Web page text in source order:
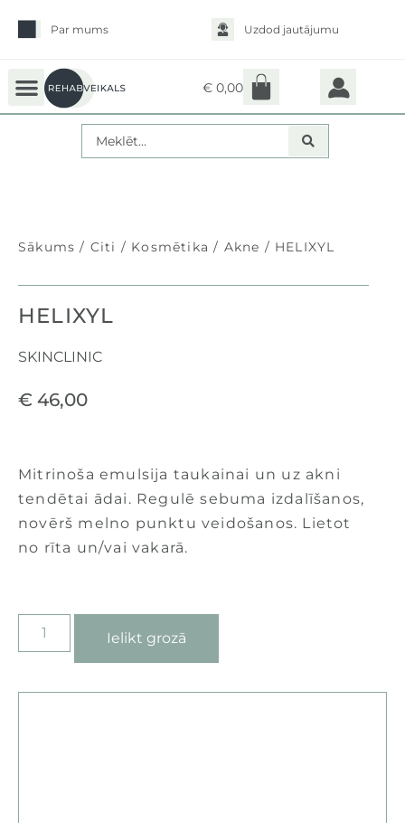
Par mums Uzdod jautājumu
€ 0,00
Sākums / citi / Kosmētika / Akne / HELIXYL
HELIXYL
SKINCLINIC
€ 46,00
Mitrinoša emulsija taukainai un uz akni
tendētai ādai. Regulē sebuma izdalīšanos,
novērš melno punktu veidošanos. Lietot
no rīta un/vai vakarā.
Ielikt grozā